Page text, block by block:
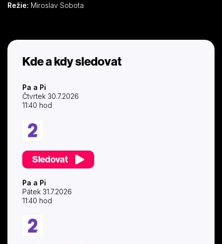
Režie: Miroslav Sobota
Kde a kdy sledovat
Pa a Pi
Čtvrtek 30.7.2026
11:40 hod
Sledovat
Pa a Pi
Pátek 31.7.2026
11:40 hod